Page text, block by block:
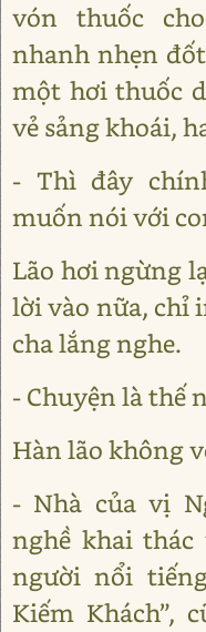
vón thuốc
nhanh nhẹn
một hơi thuốc
vẻ sảng khoái,
- Thì đây
muốn nói với
Lão hơi ngừng
lời vào nữa, chỉ
cha lắng nghe.
- Chuyện là thế
Hàn lão không
- Nhà của vị
nghề khai
người nổi
Kiếm Khách”,